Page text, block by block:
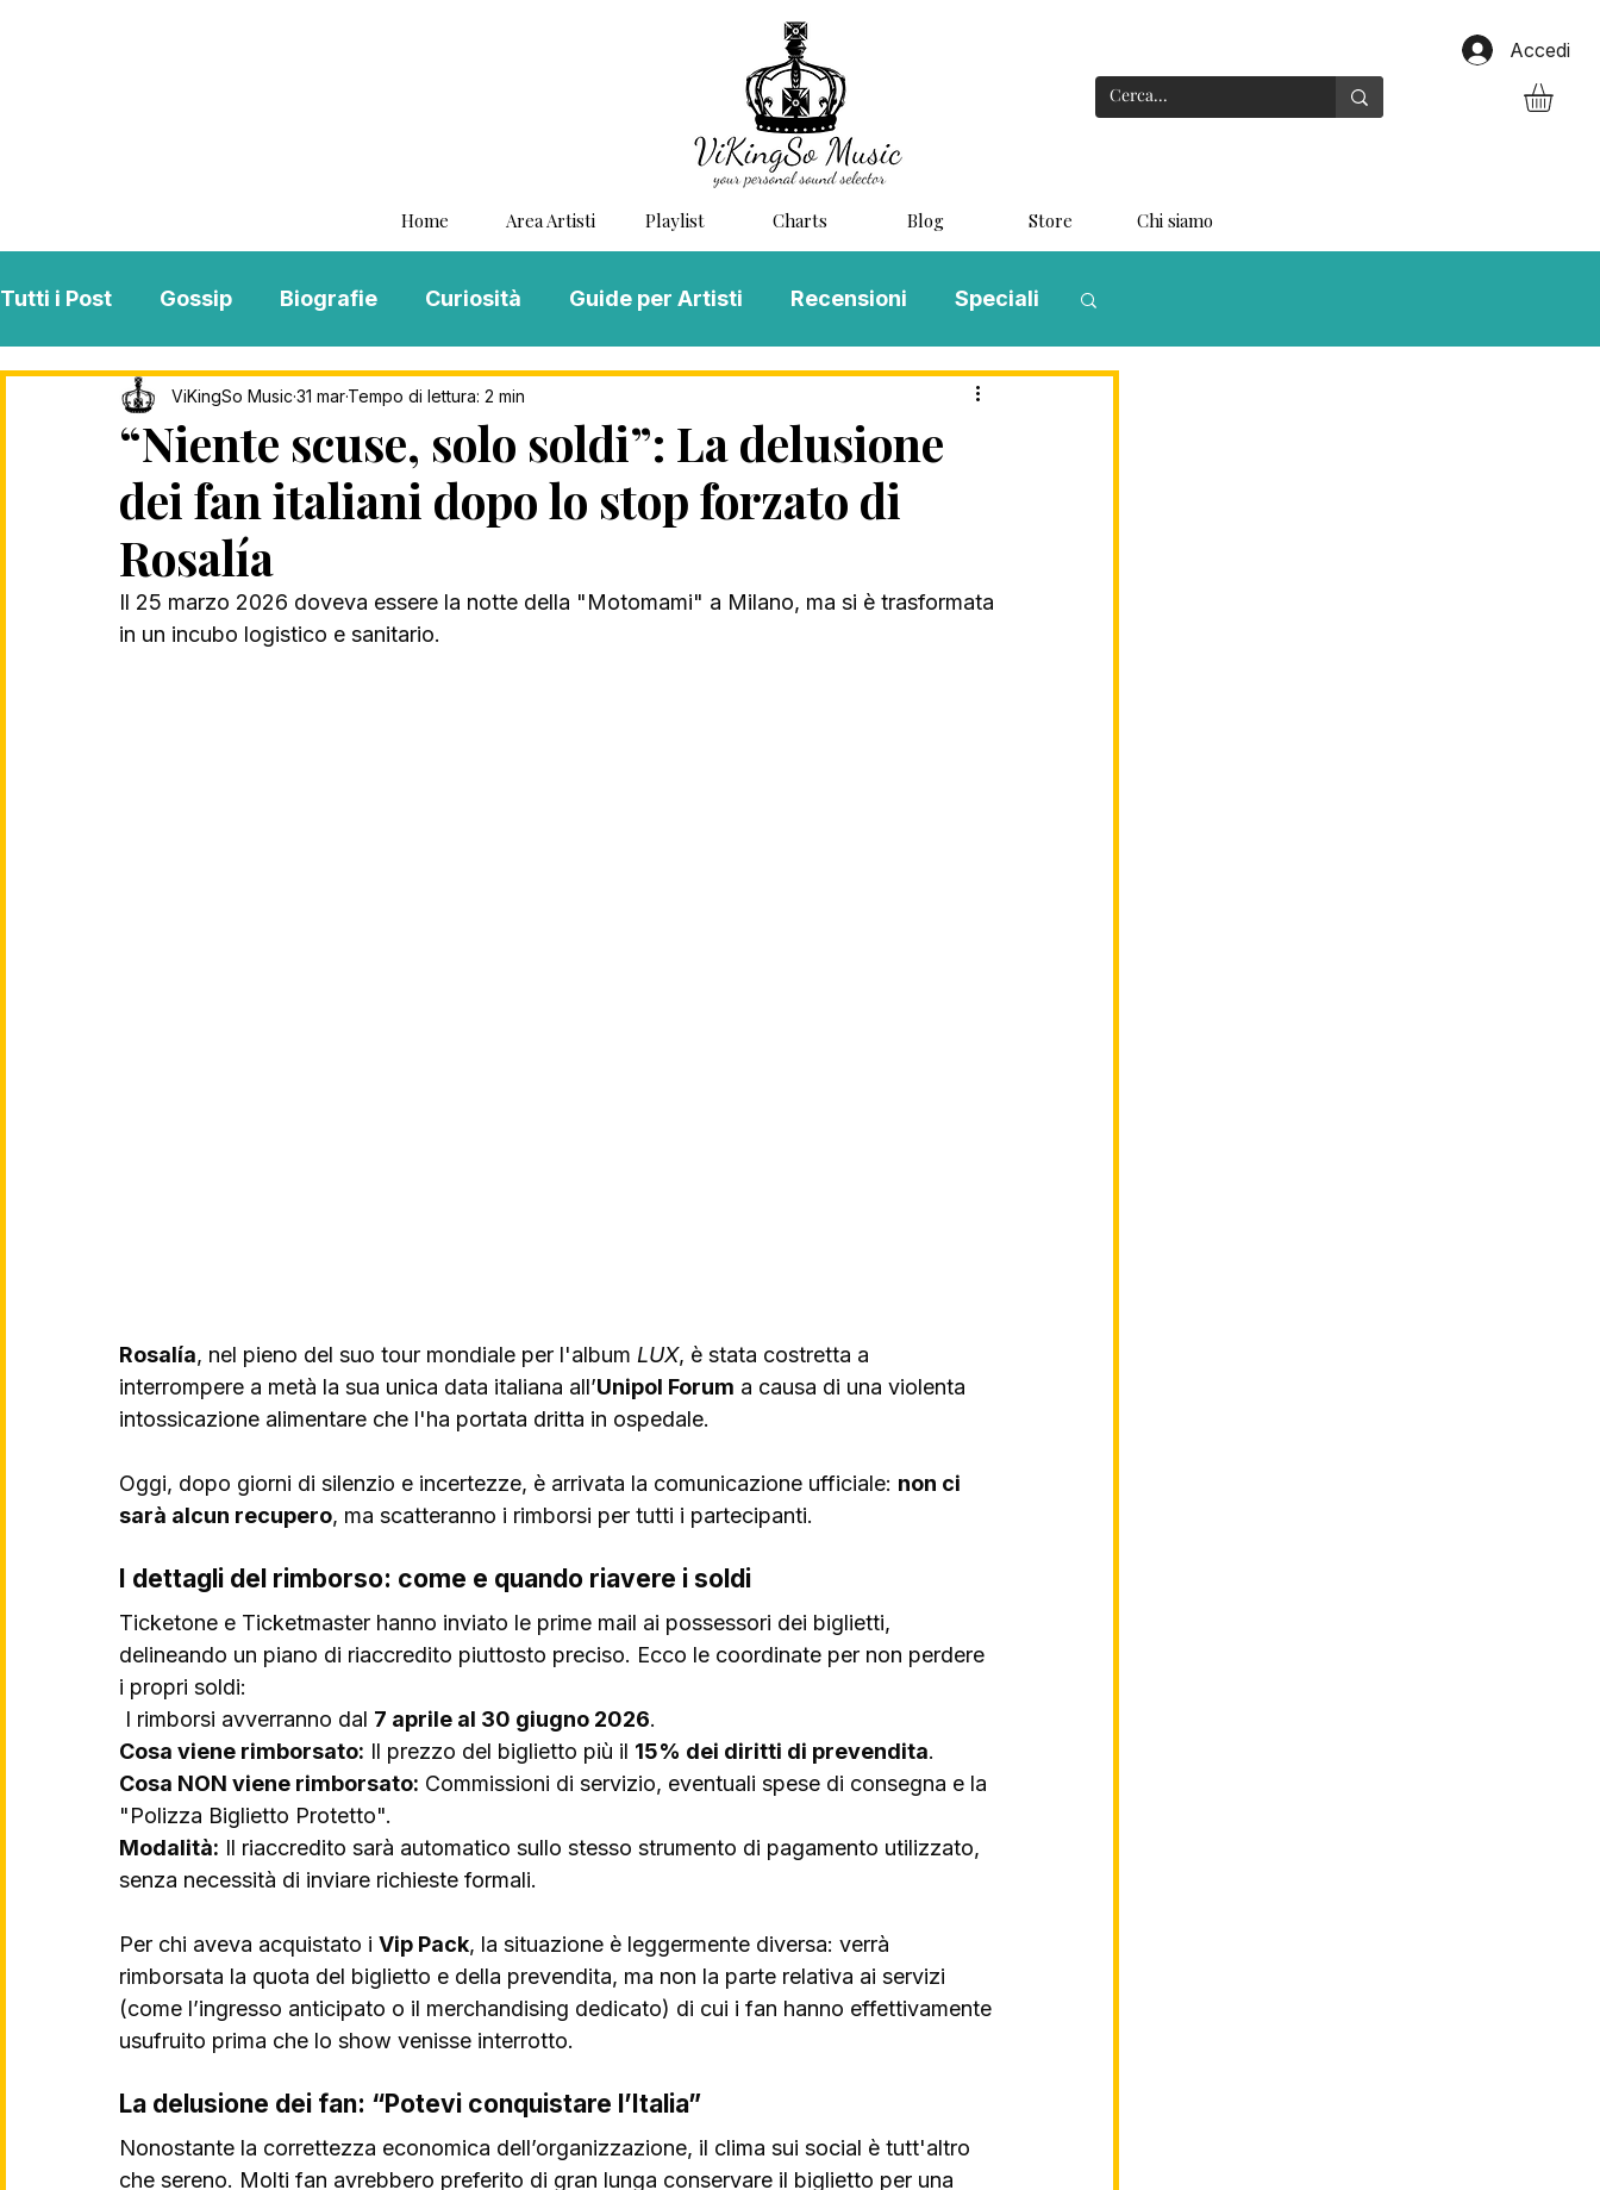
Accedi
Home Area Artisti Playlist Charts Blog Store Chi siamo
Tutti i Post Gossip Biografie Curiosità Guide per Artisti Recensioni Speciali
Interviste ViKingSo Music MENTAL BLOG MUSIC
Song Of The Week Charts Playlist
“Niente scuse, solo soldi”: La delusione
dei fan italiani dopo lo stop forzato di
Rosalía
ViKingSo Music 31 marTempo di lettura: 2 min
Il 25 marzo 2026 doveva essere la notte della "Motomami" a Milano, ma si è trasformata
in un incubo logistico e sanitario.
Rosalía, nel pieno del suo tour mondiale per l'album LUX, è stata costretta a
interrompere a metà la sua unica data italiana all’Unipol Forum a causa di una violenta
intossicazione alimentare che l'ha portata dritta in ospedale.
Oggi, dopo giorni di silenzio e incertezze, è arrivata la comunicazione ufficiale: non ci
sarà alcun recupero, ma scatteranno i rimborsi per tutti i partecipanti.
I dettagli del rimborso: come e quando riavere i soldi
Ticketone e Ticketmaster hanno inviato le prime mail ai possessori dei biglietti,
delineando un piano di riaccredito piuttosto preciso. Ecco le coordinate per non perdere
i propri soldi:
I rimborsi avverranno dal 7 aprile al 30 giugno 2026.
Cosa viene rimborsato: Il prezzo del biglietto più il 15% dei diritti di prevendita.
Cosa NON viene rimborsato: Commissioni di servizio, eventuali spese di consegna e la
"Polizza Biglietto Protetto".
Modalità: Il riaccredito sarà automatico sullo stesso strumento di pagamento utilizzato,
senza necessità di inviare richieste formali.
Per chi aveva acquistato i Vip Pack, la situazione è leggermente diversa: verrà
rimborsata la quota del biglietto e della prevendita, ma non la parte relativa ai servizi
(come l’ingresso anticipato o il merchandising dedicato) di cui i fan hanno effettivamente
usufruito prima che lo show venisse interrotto.
La delusione dei fan: “Potevi conquistare l’Italia”
Nonostante la correttezza economica dell’organizzazione, il clima sui social è tutt'altro
che sereno. Molti fan avrebbero preferito di gran lunga conservare il biglietto per una